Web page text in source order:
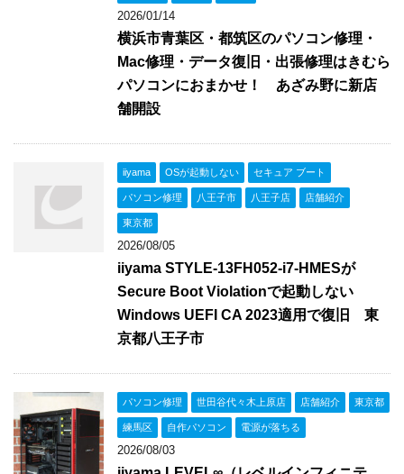
2026/01/14
横浜市青葉区・都筑区のパソコン修理・
Mac修理・データ復旧・出張修理はきむら
パソコンにおまかせ！ あざみ野に新店
舗開設
iiyama OSが起動しない セキュア ブート
パソコン修理 八王子市 八王子店 店舗紹介
東京都
2026/08/05
iiyama STYLE-13FH052-i7-HMESが
Secure Boot Violationで起動しない
Windows UEFI CA 2023適用で復旧 東
京都八王子市
パソコン修理 世田谷代々木上原店 店舗紹介 東京都
練馬区 自作パソコン 電源が落ちる
2026/08/03